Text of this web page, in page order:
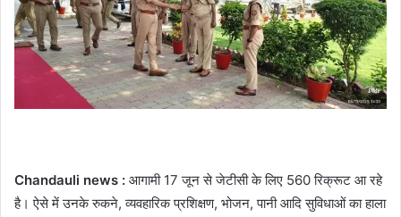
Chandauli news : आगामी 17 जून से जेटीसी के लिए 560 रिक्रूट आ रहे
है। ऐसे में उनके रुकने, व्यवहारिक प्रशिक्षण, भोजन, पानी आदि सुविधाओं का हाला